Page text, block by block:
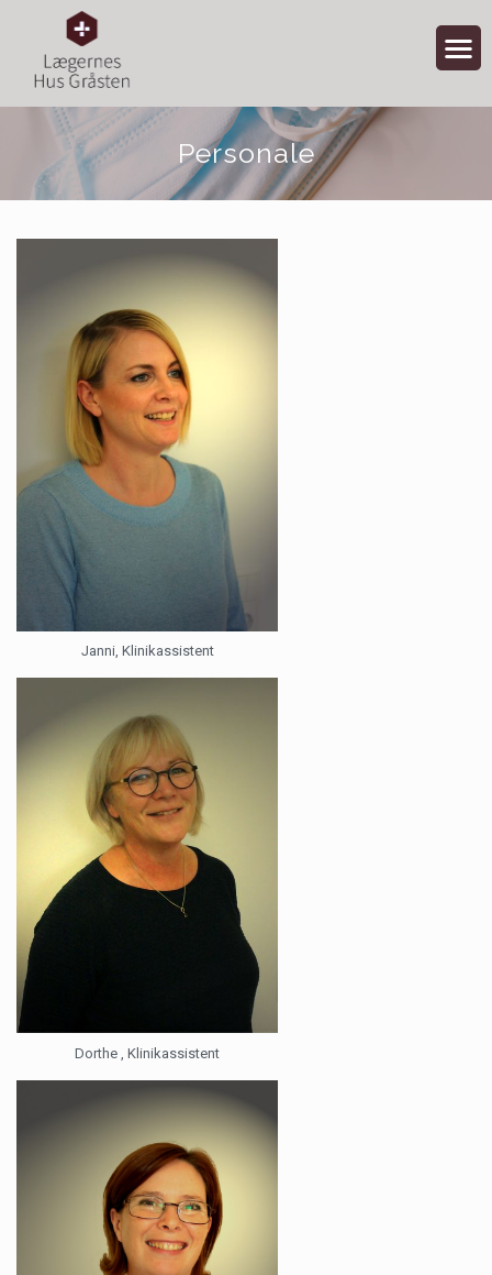
Personale
Janni, Klinikassistent
Dorthe , Klinikassistent